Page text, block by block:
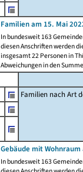
Familien am 15. Mai
In bundesweit 163
diesen Anschriften werden
insgesamt 22 Personen in
Abweichungen in den
Familien nach Art
Gebäude mit
In bundesweit 163